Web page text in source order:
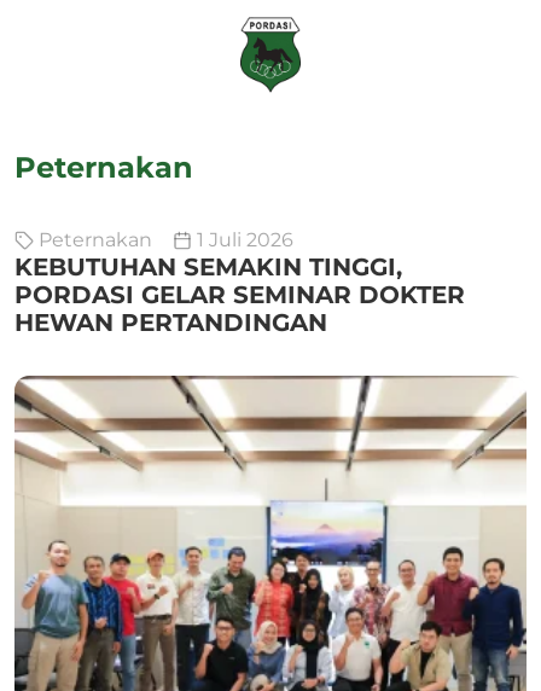
Peternakan
Peternakan 1 Juli 2026
KEBUTUHAN SEMAKIN TINGGI,
PORDASI GELAR SEMINAR DOKTER
HEWAN PERTANDINGAN